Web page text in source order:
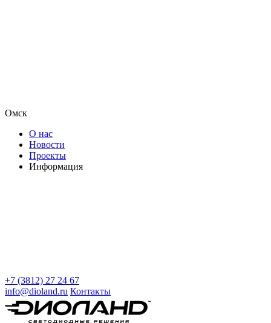
Омск
О нас
Новости
Проекты
Информация
+7 (3812) 27 24 67
info@dioland.ru Контакты